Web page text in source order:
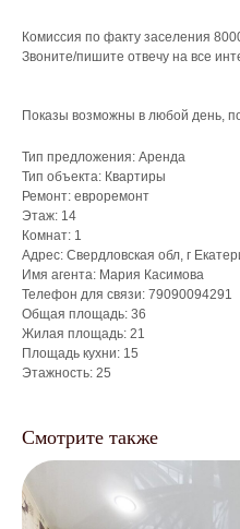
Комиссия по факту заселения
Звоните/пишите отвечу на все
Показы возможны в любой день,
Тип предложения: Аренда
Тип объекта: Квартиры
Ремонт: евроремонт
Этаж: 14
Комнат: 1
Адрес: Свердловская обл, г
Имя агента: Мария Касимова
Телефон для связи: 79090094291
Общая площадь: 36
Жилая площадь: 21
Площадь кухни: 15
Этажность: 25
Смотрите также
Что мы делаем для
собственников?